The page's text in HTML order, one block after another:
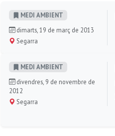
MEDI AMBIENT
dimarts, 19 de març de 2013
Segarra
MEDI AMBIENT
divendres, 9 de novembre de
2012
Segarra